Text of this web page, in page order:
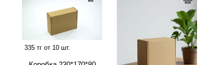
335 тг от 10 шт.